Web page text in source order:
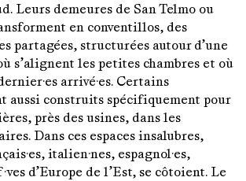
Leurs demeures de San Telmo ou
en conventillos, des
partagées, structurées autour d’une
s’alignent les petites chambres et où
arrivé·es. Certains
aussi construits spécifiquement pour
près des usines, dans les
Dans ces espaces insalubres,
italien·nes, espagnol·es,
d’Europe de l’Est, se côtoient. Le